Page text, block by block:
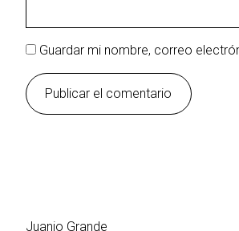
Guardar mi nombre, correo
Juanjo Grande